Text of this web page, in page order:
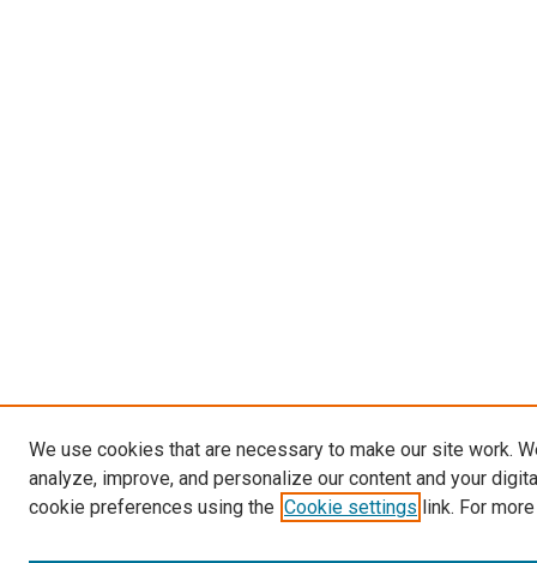
We use cookies that are necessary to make our site work.
analyze, improve, and personalize our content and your
cookie preferences using the Cookie settings link. For